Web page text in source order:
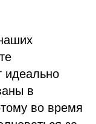
идеально
в
во время